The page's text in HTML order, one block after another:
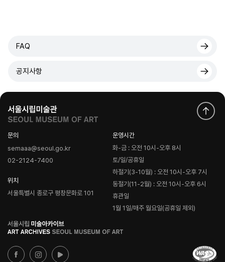
FAQ
공지사항
문의
semaaa@seoul.go.kr
02-2124-7400
위치
서울특별시 종로구 평창문화로 101
운영시간
화-금 : 오전 10시-오후 8시
토/일/공휴일
하절기(3-10월) : 오전 10시-오후 7시
동절기(11-2월) : 오전 10시-오후 6시
휴관일
1월 1일/매주 월요일(공휴일 제외)
로
고